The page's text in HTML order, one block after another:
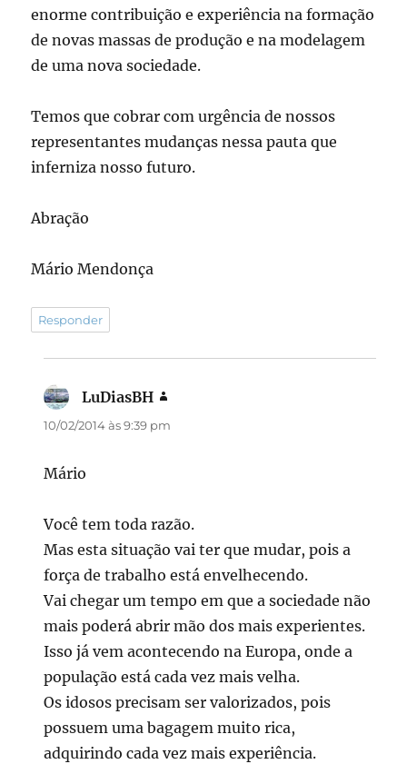
enorme contribuição e experiência na formação
de novas massas de produção e na modelagem
de uma nova sociedade.
Temos que cobrar com urgência de nossos
representantes mudanças nessa pauta que
inferniza nosso futuro.
Abração
Mário Mendonça
Responder
LuDiasBH
10/02/2014 às 9:39 pm
Mário
Você tem toda razão.
Mas esta situação vai ter que mudar, pois a
força de trabalho está envelhecendo.
Vai chegar um tempo em que a sociedade não
mais poderá abrir mão dos mais experientes.
Isso já vem acontecendo na Europa, onde a
população está cada vez mais velha.
Os idosos precisam ser valorizados, pois
possuem uma bagagem muito rica,
adquirindo cada vez mais experiência.